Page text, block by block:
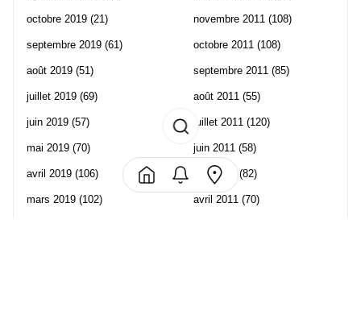
octobre 2019 (21)
septembre 2019 (61)
août 2019 (51)
juillet 2019 (69)
juin 2019 (57)
mai 2019 (70)
avril 2019 (106)
mars 2019 (102)
novembre 2011 (108)
octobre 2011 (108)
septembre 2011 (85)
août 2011 (55)
juillet 2011 (120)
juin 2011 (58)
mai 2011 (82)
avril 2011 (70)